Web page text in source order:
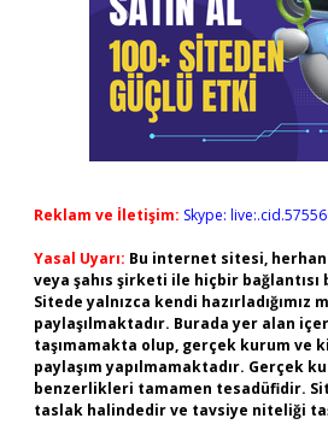
Reklam ve İletişim: Skype:
Yasal Uyarı: Bu internet sitesi,
veya şahıs şirketi ile hiçbir
Sitede yalnızca kendi hazırladığımız
paylaşılmaktadır. Burada yer alan
taşımamakta olup, gerçek kurum ve
paylaşım yapılmamaktadır. Gerçek
benzerlikleri tamamen tesadüfidir.
taslak halindedir ve tavsiye niteliği